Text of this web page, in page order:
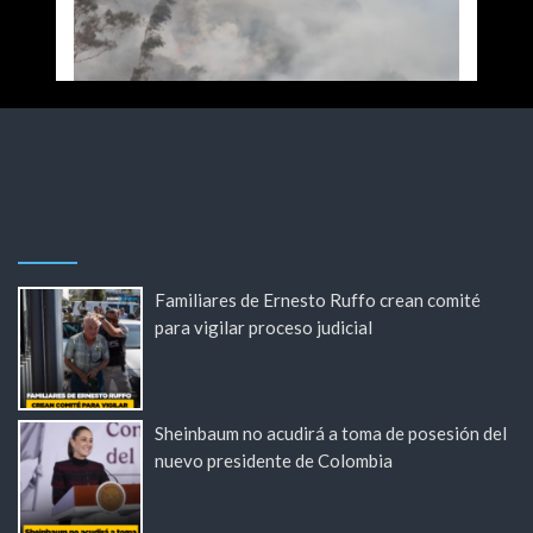
Familiares de Ernesto Ruffo crean comité
para vigilar proceso judicial
Sheinbaum no acudirá a toma de posesión del
nuevo presidente de Colombia